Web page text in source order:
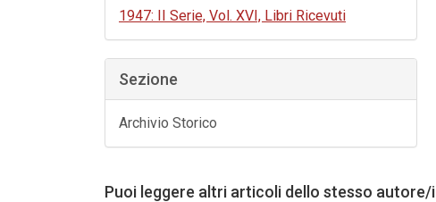
1947: II Serie, Vol. XVI, Libri Ricevuti
Sezione
Archivio Storico
Puoi leggere altri articoli dello stesso autore/i